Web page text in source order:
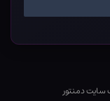
‌سایت دمنتور